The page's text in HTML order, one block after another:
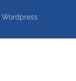
Wordpress